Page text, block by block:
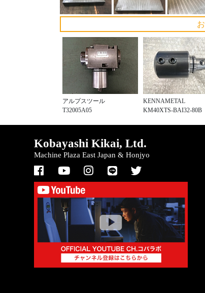
アルプスツール
T32005A05
KENNAMETAL
KM40XTS-BAI32-80B
Kobayashi Kikai, Ltd.
Machine Plaza East Japan & Honjyo